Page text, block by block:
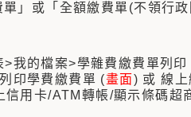
」或「全額繳費單(不領行
>我的檔案>學雜費繳費單列
印學費繳費單 (畫面) 或 線
信用卡/ATM轉帳/顯示條碼